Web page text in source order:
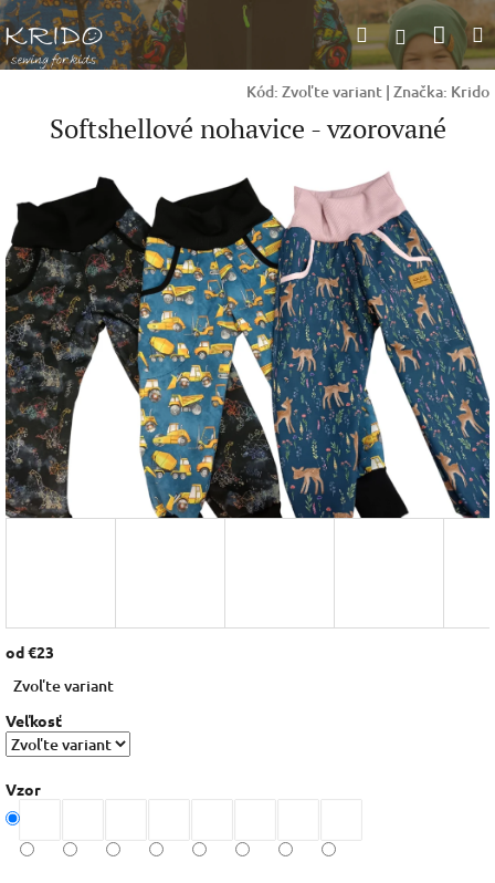
Prejsť
na
obsah
Hľadať
Kód: Zvoľte variant | Značka: Krido
Softshellové nohavice - vzorované
od€23
cena:
Zvoľte variant
Veľkosť
Vzor